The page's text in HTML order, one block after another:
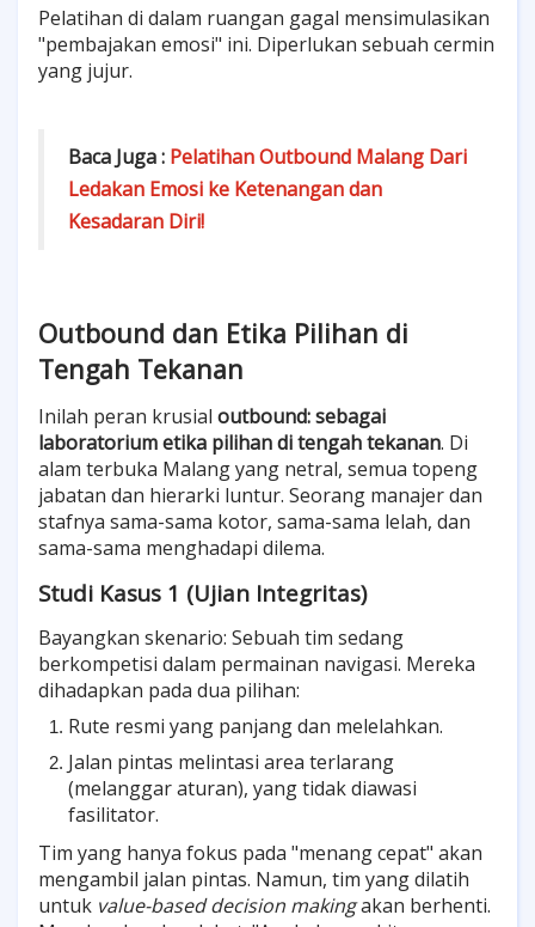
Pelatihan di dalam ruangan gagal mensimulasikan
"pembajakan emosi" ini. Diperlukan sebuah cermin
yang jujur.
Baca Juga : Pelatihan Outbound Malang Dari
Ledakan Emosi ke Ketenangan dan
Kesadaran Diri!
Outbound dan Etika Pilihan di
Tengah Tekanan
Inilah peran krusial outbound: sebagai
laboratorium etika pilihan di tengah tekanan. Di
alam terbuka Malang yang netral, semua topeng
jabatan dan hierarki luntur. Seorang manajer dan
stafnya sama-sama kotor, sama-sama lelah, dan
sama-sama menghadapi dilema.
Studi Kasus 1 (Ujian Integritas)
Bayangkan skenario: Sebuah tim sedang
berkompetisi dalam permainan navigasi. Mereka
dihadapkan pada dua pilihan:
Rute resmi yang panjang dan melelahkan.
Jalan pintas melintasi area terlarang
(melanggar aturan), yang tidak diawasi
fasilitator.
Tim yang hanya fokus pada "menang cepat" akan
mengambil jalan pintas. Namun, tim yang dilatih
untuk value-based decision makingakan berhenti.